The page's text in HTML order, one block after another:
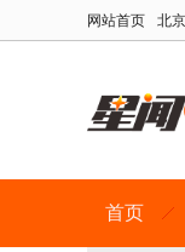
网站首页 北
首页